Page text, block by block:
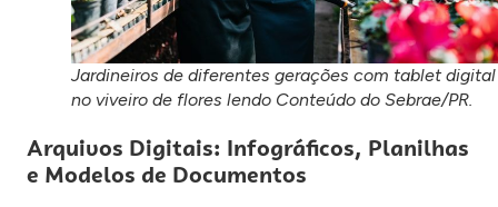
Jardineiros de diferentes gerações com tablet digital
no viveiro de flores lendo Conteúdo do Sebrae/PR.
Arquivos Digitais: Infográficos, Planilhas
e Modelos de Documentos